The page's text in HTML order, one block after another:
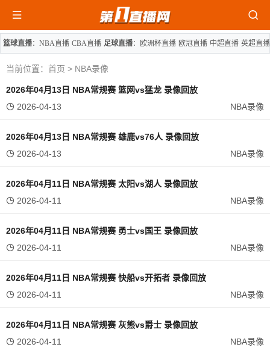
篮球直播： NBA直播 CBA直播 足球直播： 欧洲杯直播 欧冠直播 中超直播 英超直播
当前位置： 首页 > NBA录像
2026年04月13日 NBA常规赛 篮网vs猛龙 录像回放
2026-04-13
NBA录像
2026年04月13日 NBA常规赛 雄鹿vs76人 录像回放
2026-04-13
NBA录像
2026年04月11日 NBA常规赛 太阳vs湖人 录像回放
2026-04-11
NBA录像
2026年04月11日 NBA常规赛 勇士vs国王 录像回放
2026-04-11
NBA录像
2026年04月11日 NBA常规赛 快船vs开拓者 录像回放
2026-04-11
NBA录像
2026年04月11日 NBA常规赛 灰熊vs爵士 录像回放
2026-04-11
NBA录像